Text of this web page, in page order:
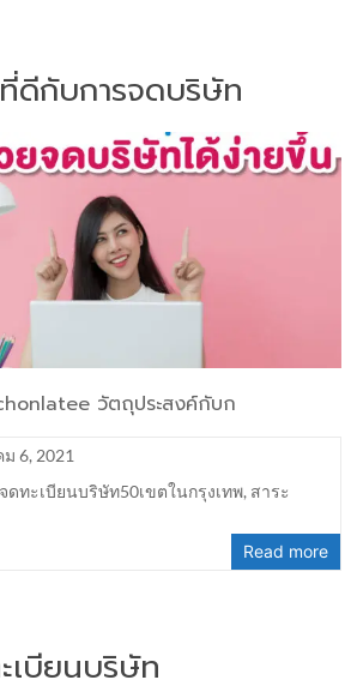
ดีกับการจดบริษัท
วัตถุประสงค์กับก
6, 2021
จดทะเบียนบริษัท50เขตในกรุงเทพ, สาระ
Read more
เบียนบริษัท